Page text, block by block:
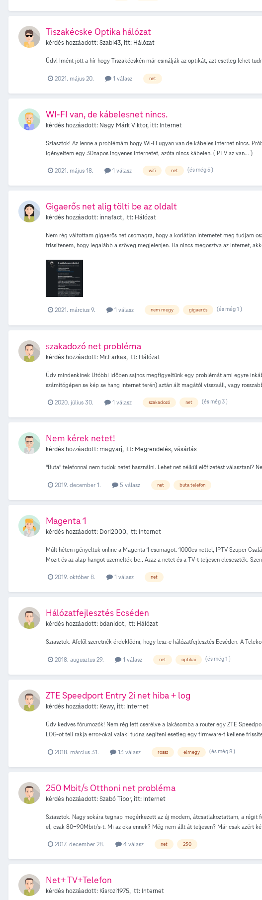
Tiszakécske Optika hálózat
kérdés hozzáadott:Szabi43, itt: Hálózat
Üdv! Imént jött a hír hogy Tiszakécskén már csinálják az optikát, azt esetleg lehet
2021. május 20. 1 válasz net
WI-FI van, de kábelesnet nincs.
kérdés hozzáadott: Nagy Márk Viktor, itt: Internet
Sziasztok! Az lenne a problémám hogy WI-FI ugyan van de kábeles internet nincs.
igényeltem egy 30napos ingyenes internetet, azóta nincs kábelen. (IPTV az van... )
2021. május 18. 1 válasz wifi net (és még 5 )
Gigaerős net alig tölti be az oldalt
kérdés hozzáadott: innafact, itt: Hálózat
Nem rég váltottam gigaerős net csomagra, hogy a korlátlan internetet meg tudjam
frissítenem, hogy legalább a szöveg megjelenjen. Ha nincs megosztva az internet,
beálítások visszaállítása alaphelyzetbe, cache partíció törlése. Egyik probálkozás
mobilhálozatok beállításain belül --> hálózati mód választásánál csak LTE/3G/2G
2021. március 9. 1 válasz nem megy gigaerős (és még 1 )
szakadozó net probléma
kérdés hozzáadott: Mr.Farkas, itt: Hálózat
Üdv mindenkinek Utóbbi időben sajnos megfigyeltünk egy problémát ami egyre
számítógépen se kép se hang internet terén) aztán ált magától visszaáll, vagy
2020. július 30.
1 válasz szakadozó net (és még 3 )
Nem kérek netet!
kérdés hozzáadott: magyarj, itt: Megrendelés, vásárlás
"Buta" telefonnal nem tudok netet használni. Lehet net nélkül előfizetést választani?
2019. december 1. 5 válasz net buta telefon
Magenta 1
kérdés hozzáadott: Dori2000, itt: Internet
Múlt héten igényeltük online a Magenta 1 csomagot. 1000es nettel, IPTV Szuper
Mozit és az alap hangot üzemelték be.. Azaz a netet és a TV-t teljesen elcseszték.
2019. október 8.
1 válasz net
Hálózatfejlesztés Ecséden
kérdés hozzáadott: bdanidot, itt: Hálózat
Sziasztok. Afelől szeretnék érdeklődni, hogy lesz-e hálózatfejlesztés Ecséden. A
2018. augusztus 29. 1 válasz net optikai (és még 1 )
ZTE Speedport Entry 2i net hiba + log
kérdés hozzáadott: Kewy, itt: Internet
Üdv kedves fórumozók! Nem rég lett cserélve a lakásomba a router egy ZTE
LOG-ot teli rakja error-okal valaki tudna segíteni esetleg egy firmware-t kellene
get view failed VID(272) VN(DEV.DSL.LINE1) Err(-5) 2018-03-31T10:08:36Z
03-31T10:10:02Z [Error] get view failed VID(272) VN(DEV.DSL.LINE1) Err(-5) 2018-
2018. március 31. 13 válasz rossz elmegy (és még 8 )
250 Mbit/s Otthoni net probléma
kérdés hozzáadott:Szabó Tibor, itt: Internet
Sziasztok. Nagy sokára tegnap megérkezett az új modem, átcsatlakoztattam, a
el, csak 80-90Mbit/s-t. Mi az oka ennek? Még nem állt át teljesen? Már csak azért
2017. december 28. 4 válasz net 250
Net+ TV+Telefon
kérdés hozzáadott: Kisrozi1975, itt: Internet